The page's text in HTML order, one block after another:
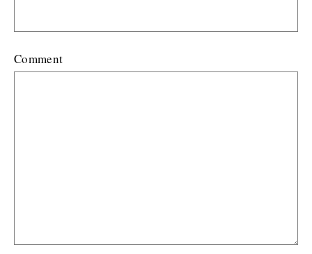
Comment